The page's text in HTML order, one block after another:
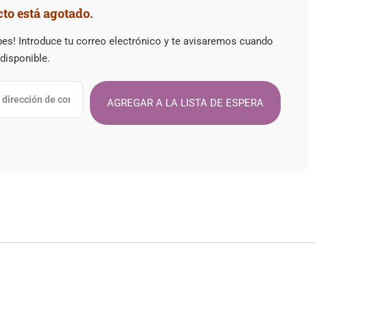
está agotado.
Introduce tu correo electrónico y te avisaremos cuando